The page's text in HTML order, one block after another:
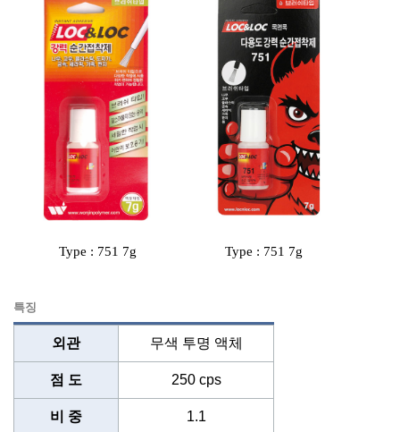
Type : 751 7g Type : 751 7g
특징
외관 무색 투명 액체
점 도 250 cps
비 중 1.1